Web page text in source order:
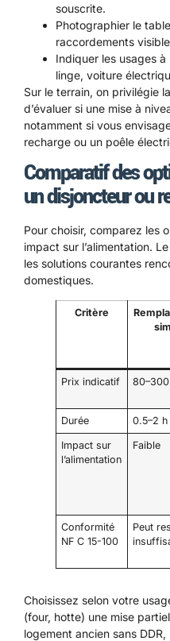
souscrite.
Photographier le
raccordements
Indiquer les usages
linge, voiture
Sur le terrain, on privilégie
d’évaluer si une mise à
notamment si vous
recharge ou un poêle
Comparatif des
un disjoncteur ou
Pour choisir, comparez les
impact sur l’alimentation.
les solutions courantes
domestiques.
Critère
Prix indicatif
Durée 0.5–2 h
Impact sur
l’alimentation
Faible
Conformité
NF C 15-100
Peut
Choisissez selon votre
(four, hotte) une mise
logement ancien sans